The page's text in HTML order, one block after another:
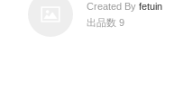
Created By fetuin
出品数 9